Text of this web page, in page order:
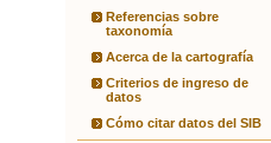
Referencias sobre
taxonomía
Acerca de la cartografía
Criterios de ingreso de
datos
Cómo citar datos del SIB